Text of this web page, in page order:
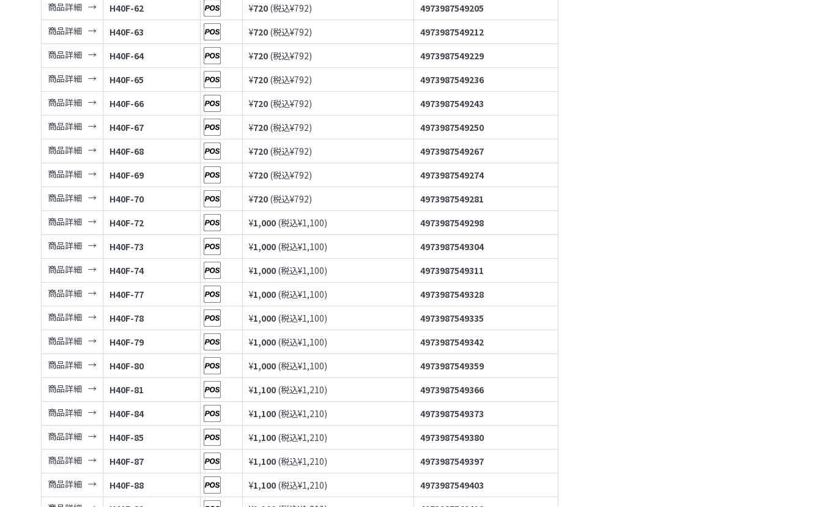
商品詳細
H40F-62 ¥720 (税込¥792)
4973987549205
商品詳細
H40F-63 ¥720 (税込¥792)
4973987549212
商品詳細
H40F-64 ¥720 (税込¥792)
4973987549229
商品詳細
H40F-65 ¥720 (税込¥792)
4973987549236
商品詳細
H40F-66 ¥720 (税込¥792)
4973987549243
商品詳細
H40F-67 ¥720 (税込¥792)
4973987549250
商品詳細
H40F-68 ¥720 (税込¥792)
4973987549267
商品詳細
H40F-69 ¥720 (税込¥792)
4973987549274
商品詳細
H40F-70 ¥720 (税込¥792)
4973987549281
商品詳細
H40F-72 ¥1,000 (税込¥1,100)
4973987549298
商品詳細
H40F-73 ¥1,000 (税込¥1,100)
4973987549304
商品詳細
H40F-74 ¥1,000 (税込¥1,100)
4973987549311
商品詳細
H40F-77 ¥1,000 (税込¥1,100)
4973987549328
商品詳細
H40F-78 ¥1,000 (税込¥1,100)
4973987549335
商品詳細
H40F-79 ¥1,000 (税込¥1,100)
4973987549342
商品詳細
H40F-80 ¥1,000 (税込¥1,100)
4973987549359
商品詳細
H40F-81 ¥1,100 (税込¥1,210)
4973987549366
商品詳細
H40F-84 ¥1,100 (税込¥1,210)
4973987549373
商品詳細
H40F-85 ¥1,100 (税込¥1,210)
4973987549380
商品詳細
H40F-87 ¥1,100 (税込¥1,210)
4973987549397
商品詳細
H40F-88 ¥1,100 (税込¥1,210)
4973987549403